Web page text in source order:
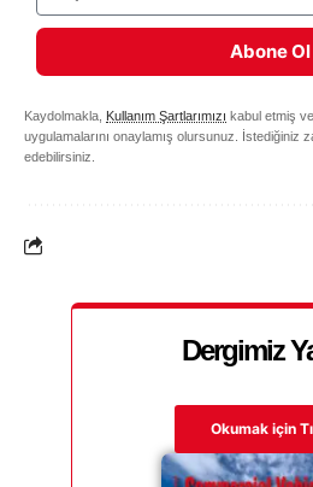
Abone Ol
Kaydolmakla, Kullanım Şartlarımızı kabul etmiş ve
uygulamalarını onaylamış olursunuz. İstediğiniz
edebilirsiniz.
Dergimiz
Okumak için